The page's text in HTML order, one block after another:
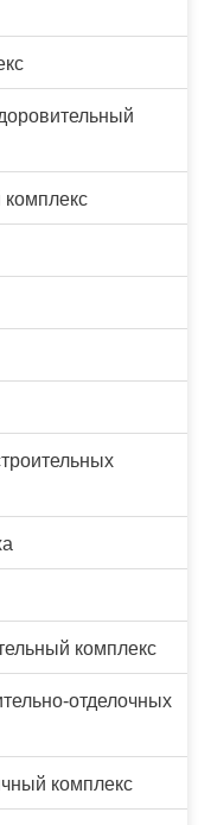
комплекс
комплекс
отделочных
комплекс